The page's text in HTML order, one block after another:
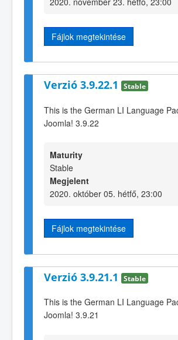
Fájlok megtekintése
Verzió 3.9.22.1 Stable
This is the German LI Language
Joomla! 3.9.22
Maturity
Stable
Megjelent
2020. október 05. hétfő, 23:00
Fájlok megtekintése
Verzió 3.9.21.1 Stable
This is the German LI Language
Joomla! 3.9.21